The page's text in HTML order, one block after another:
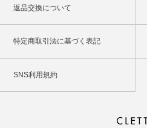
返品交換について
特定商取引法に基づく表記
SNS利用規約